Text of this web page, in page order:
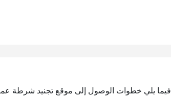
فيما يلي خطوات الوصول إلى موقع تجنيد شرطة